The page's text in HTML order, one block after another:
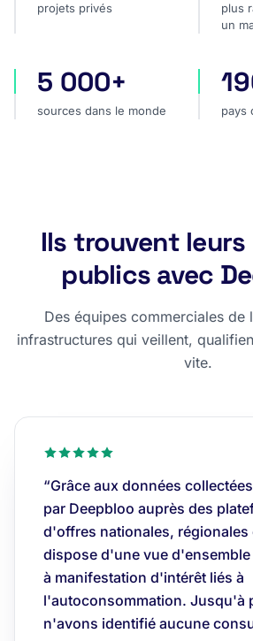
projets privés
plus
un
sources dans le monde
5 000+
sources dans le monde pays
Ils trouvent leurs
publics avec
Des équipes commerciales de
infrastructures qui veillent,
vite.
“Grâce aux données
par Deepbloo auprès des
d'offres nationales, régionales
dispose d'une vue
à manifestation d'intérêt liés à
l'autoconsommation. Jusqu'à
n'avons identifié aucune